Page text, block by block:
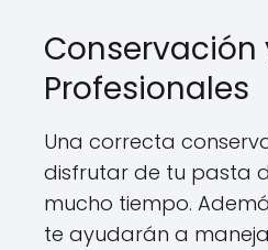
Conservación
Profesionales
Una correcta
disfrutar de tu pasta
mucho tiempo.
te ayudarán a